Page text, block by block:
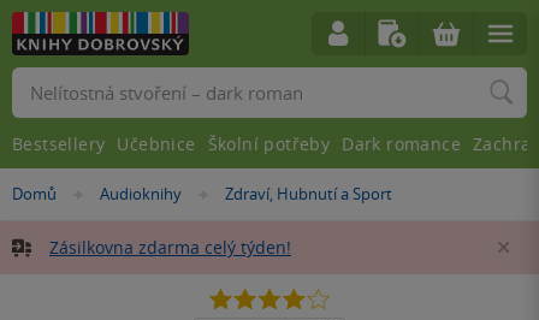
Nacházíte
zde:
Domů »Audioknihy »
Zdraví, Hubnutí a Sport
Zásilkovna zdarma celý týden!
4.0
Vyhledávání
Bestsellery Učebnice Školní potřeby Dark romance